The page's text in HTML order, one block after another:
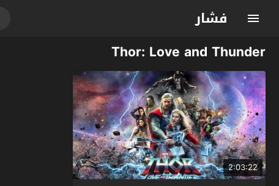
فشار
Thor: Love and Thunder
2:03:22